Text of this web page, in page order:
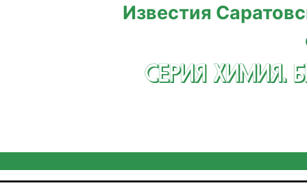
Известия
СЕРИЯ ХИМИЯ.